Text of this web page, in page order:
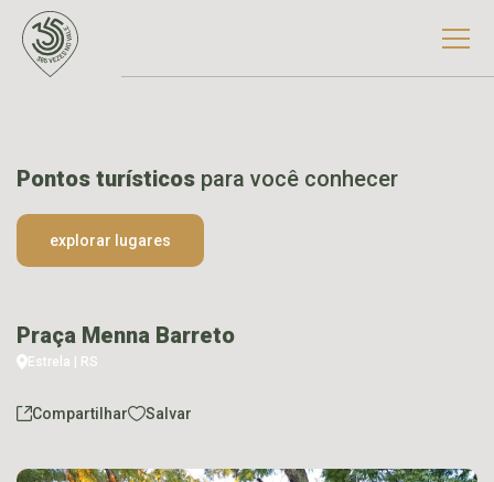
Pontos turísticos para você conhecer
explorar lugares
Praça Menna Barreto
Estrela | RS
Compartilhar Salvar